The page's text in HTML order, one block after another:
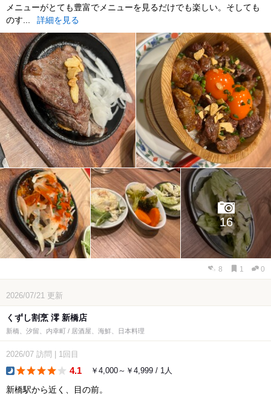
メニューがとても豊富でメニューを見るだけでも楽しい。そしても
のす...
詳細を見る
16
8 1 0
2026/07/21 更新
くずし割烹 澪 新橋店
新橋、汐留、内幸町 / 居酒屋、海鮮、日本料理
2026/07 訪問 1回目
4.1 ￥4,000～￥4,999 / 1人
新橋駅から近く、目の前。